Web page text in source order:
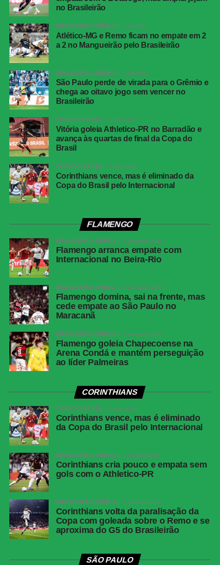
Internacional
Flamengo
tempo
Internacional
Matheus Cunha; Bruno Gomes, Gabriel
Bruno Henrique e Alan Patrick; Vitinho,
Bernabei e Carbonero. Técnico: Paulo
Pezzolano.
Flamengo
Rossi; Varela, Vitão, Léo Pereira (Danilo) e
Alex Sandro; Everton Araújo (Erick Pulgar),
Jorginho e Arrascaeta; Carrascal, Samuel
Lino e Pedro. Técnico: Leonardo Jardim.
COMENTE ABAIXO:
WhatsApp
Messenger
LinkedIn
no Brasileirão
BRASILEIRÃO SÉRIE A 1 dia atrás
Atlético-MG e Remo ficam no empate em 2
a 2 no Mangueirão pelo Brasileirão
BRASILEIRÃO SÉRIE A 1 dia atrás
São Paulo perde de virada para o Grêmio e
chega ao oitavo jogo sem vencer no
Brasileirão
COPA DO BRASIL 3 dias atrás
Vitória goleia Athletico-PR no Barradão e
avança às quartas de final da Copa do
Brasil
COPA DO BRASIL 3 dias atrás
Corinthians vence, mas é eliminado da
Copa do Brasil pelo Internacional
FLAMENGO
BRASILEIRÃO SÉRIE A 2 semanas atrás
Flamengo arranca empate com
Internacional no Beira-Rio
BRASILEIRÃO SÉRIE A 2 semanas atrás
Flamengo domina, sai na frente, mas
cede empate ao São Paulo no
Maracanã
BRASILEIRÃO SÉRIE A 3 semanas atrás
Flamengo goleia Chapecoense na
Arena Condá e mantém perseguição
ao líder Palmeiras
CORINTHIANS
COPA DO BRASIL 3 dias atrás
Corinthians vence, mas é eliminado
da Copa do Brasil pelo Internacional
BRASILEIRÃO SÉRIE A 1 semana atrás
Corinthians cria pouco e empata sem
gols com o Athletico-PR
BRASILEIRÃO SÉRIE A 2 semanas atrás
Corinthians volta da paralisação da
Copa com goleada sobre o Remo e se
aproxima do G5 do Brasileirão
SÃO PAULO